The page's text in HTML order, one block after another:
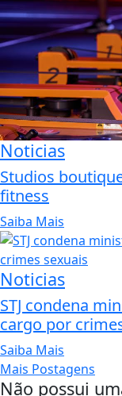
Noticias
Studios
fitness
Saiba Mais
Noticias
STJ condena
cargo por
Saiba Mais
Mais Postagens
Não possui